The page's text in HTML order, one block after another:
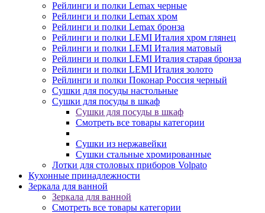
Рейлинги и полки Lemax черные
Рейлинги и полки Lemax хром
Рейлинги и полки Lemax бронза
Рейлинги и полки LEMI Италия хром глянец
Рейлинги и полки LEMI Италия матовый
Рейлинги и полки LEMI Италия старая бронза
Рейлинги и полки LEMI Италия золото
Рейлинги и полки Поконар Россия черный
Сушки для посуды настольные
Сушки для посуды в шкаф
Сушки для посуды в шкаф
Смотреть все товары категории
Сушки из нержавейки
Сушки стальные хромированные
Лотки для столовых приборов Volpato
Кухонные принадлежности
Зеркала для ванной
Зеркала для ванной
Смотреть все товары категории